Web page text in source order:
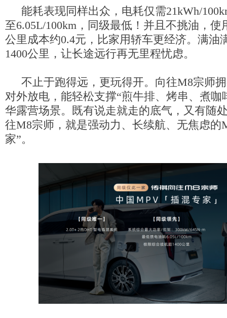
能耗表现同样出众，电耗仅需21kWh/100
至6.05L/100km，同级最低！并且不挑油，使
公里成本约0.4元，比家用轿车更经济。满油
1400公里，让长途远行再无里程忧虑。
不止于跑得远，更玩得开。向往M8宗师
对外放电，能轻松支撑“煎牛排、烤串、煮咖
华露营场景。既有说走就走的底气，又有随
往M8宗师，就是强动力、长续航、无焦虑的
家”。